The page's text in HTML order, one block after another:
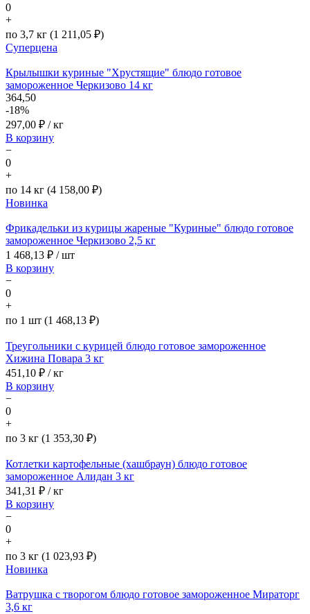
0
+
по 3,7 кг (1 211,05 ₽)
Суперцена
Крылышки куриные "Хрустящие" блюдо готовое
замороженное Черкизово 14 кг
364,50
-18%
297,00 ₽ / кг
В корзину
−
0
+
по 14 кг (4 158,00 ₽)
Новинка
Фрикадельки из курицы жареные "Куриные" блюдо готовое
замороженное Черкизово 2,5 кг
1 468,13 ₽ / шт
В корзину
−
0
+
по 1 шт (1 468,13 ₽)
Треугольники с курицей блюдо готовое замороженное
Хижина Повара 3 кг
451,10 ₽ / кг
В корзину
−
0
+
по 3 кг (1 353,30 ₽)
Котлетки картофельные (хашбраун) блюдо готовое
замороженное Алидан 3 кг
341,31 ₽ / кг
В корзину
−
0
+
по 3 кг (1 023,93 ₽)
Новинка
Ватрушка с творогом блюдо готовое замороженное Мираторг
3,6 кг